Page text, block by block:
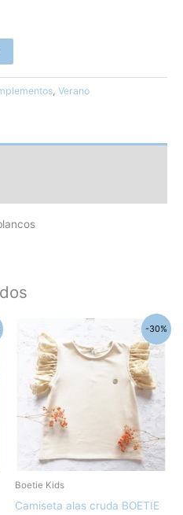
, Verano
-30%
Boetie Kids
Camiseta alas cruda BOETIE
precio
original
era:
28,95€.
El
precio
actual
es:
Este
tiene
se
elegir